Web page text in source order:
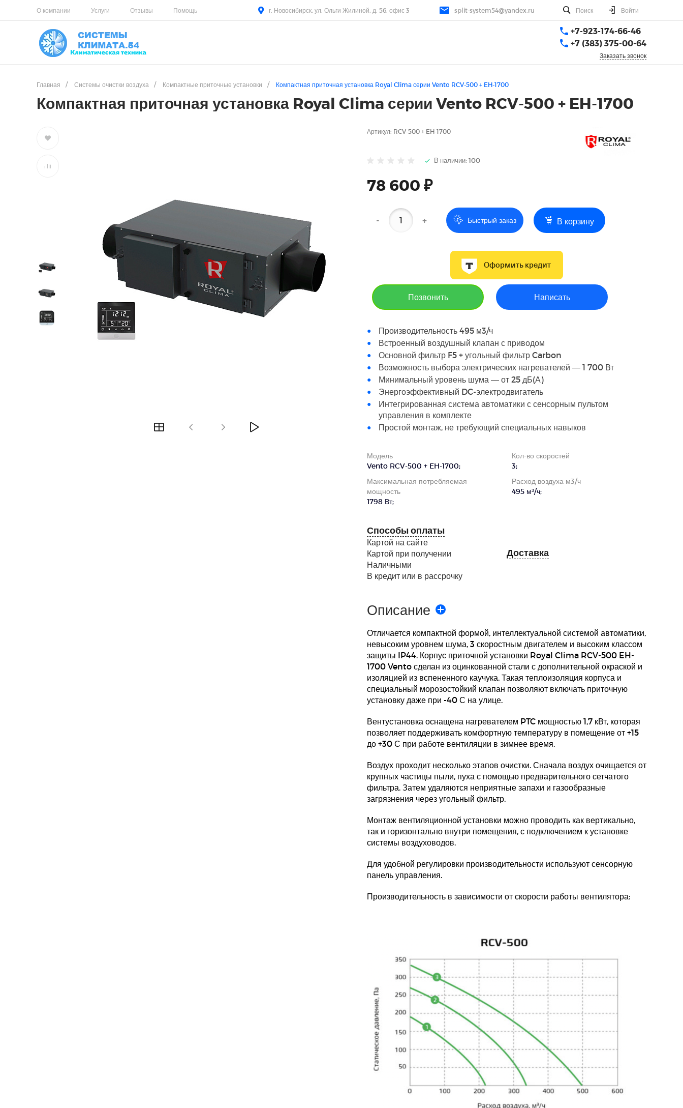
О компании Услуги Отзывы Помощь г. Новосибирск, ул. Ольги Жилиной, д. 56, офис 3 split-system54@yandex.ru Поиск Войти
+7-923-174-66-46
+7 (383) 375-00-64
Заказать звонок
Главная / Системы очистки воздуха / Компактные приточные установки / Компактная приточная установка Royal Clima серии Vento RCV-500 + EH-1700
Компактная приточная установка Royal Clima серии Vento RCV-500 + EH-1700
Артикул: RCV-500 + EH-1700
В наличии: 100
78 600 ₽
- + Быстрый заказ В корзину
Оформить кредит
Позвонить Написать
Производительность 495 м3/ч
Встроенный воздушный клапан с приводом
Основной фильтр F5 + угольный фильтр Carbon
Возможность выбора электрических нагревателей — 1 700 Вт
Минимальный уровень шума — от 25 дБ(А)
Энергоэффективный DC-электродвигатель
Интегрированная система автоматики с сенсорным пультом
управления в комплекте
Простой монтаж, не требующий специальных навыков
Модель
Vento RCV-500 + EH-1700;
Кол-во скоростей
3;
Максимальная потребляемая
мощность
1798 Вт;
Расход воздуха м3/ч
495 м³/ч;
Способы оплаты
Картой на сайте
Картой при получении
Наличными
В кредит или в рассрочку
Доставка
Описание
Отличается компактной формой, интеллектуальной системой автоматики,
невысоким уровнем шума, 3 скоростным двигателем и высоким классом
защиты IP44. Корпус приточной установки Royal Clima RCV-500 EH-
1700 Vento сделан из оцинкованной стали с дополнительной окраской и
изоляцией из вспененного каучука. Такая теплоизоляция корпуса и
специальный морозостойкий клапан позволяют включать приточную
установку даже при -40 С на улице.
Вентустановка оснащена нагревателем PTC мощностью 1,7 кВт, которая
позволяет поддерживать комфортную температуру в помещение от +15
до +30 С при работе вентиляции в зимнее время.
Воздух проходит несколько этапов очистки. Сначала воздух очищается от
крупных частицы пыли, пуха с помощью предварительного сетчатого
фильтра. Затем удаляются неприятные запахи и газообразные
загрязнения через угольный фильтр.
Монтаж вентиляционной установки можно проводить как вертикально,
так и горизонтально внутри помещения, с подключением к установке
системы воздуховодов.
Для удобной регулировки производительности используют сенсорную
панель управления.
Производительность в зависимости от скорости работы вентилятора: